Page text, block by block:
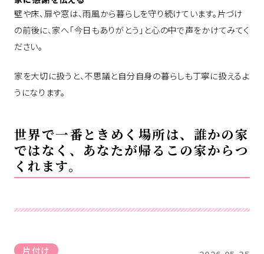
壁や床、扉や窓は、雨風から暮らしを守り続けています。片づけ
の前後に、家へ「今日もありがとう」と心の中で声をかけてみてく
ださい。
家を大切に扱うと、不思議と自分自身の暮らしも丁寧に扱えるよ
うになります。
世界で一番ときめく場所は、誰かの家
ではなく、あなたが帰るこの家からつ
くれます。
片付け